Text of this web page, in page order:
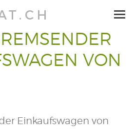
VON
Einkaufswagen von